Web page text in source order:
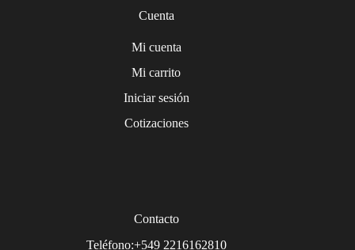
Cuenta
Mi cuenta
Mi carrito
Iniciar sesión
Cotizaciones
Contacto
Teléfono:+549 2216162810